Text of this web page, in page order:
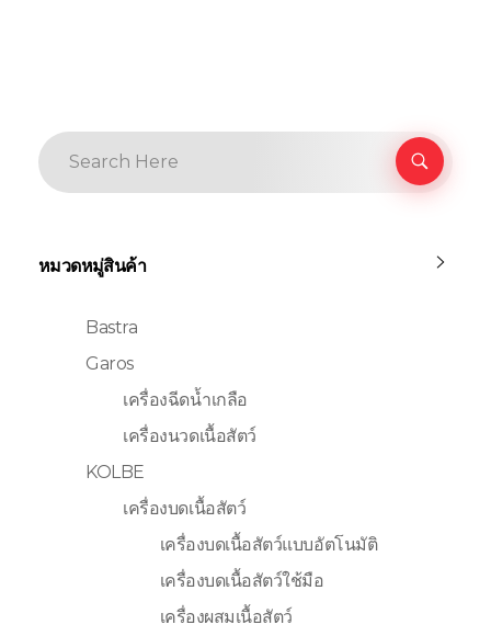
หมวดหมู่สินค้า
Bastra
Garos
เครื่องฉีดน้ำเกลือ
เครื่องนวดเนื้อสัตว์
KOLBE
เครื่องบดเนื้อสัตว์
เครื่องบดเนื้อสัตว์แบบอัตโนมัติ
เครื่องบดเนื้อสัตว์ใช้มือ
เครื่องผสมเนื้อสัตว์